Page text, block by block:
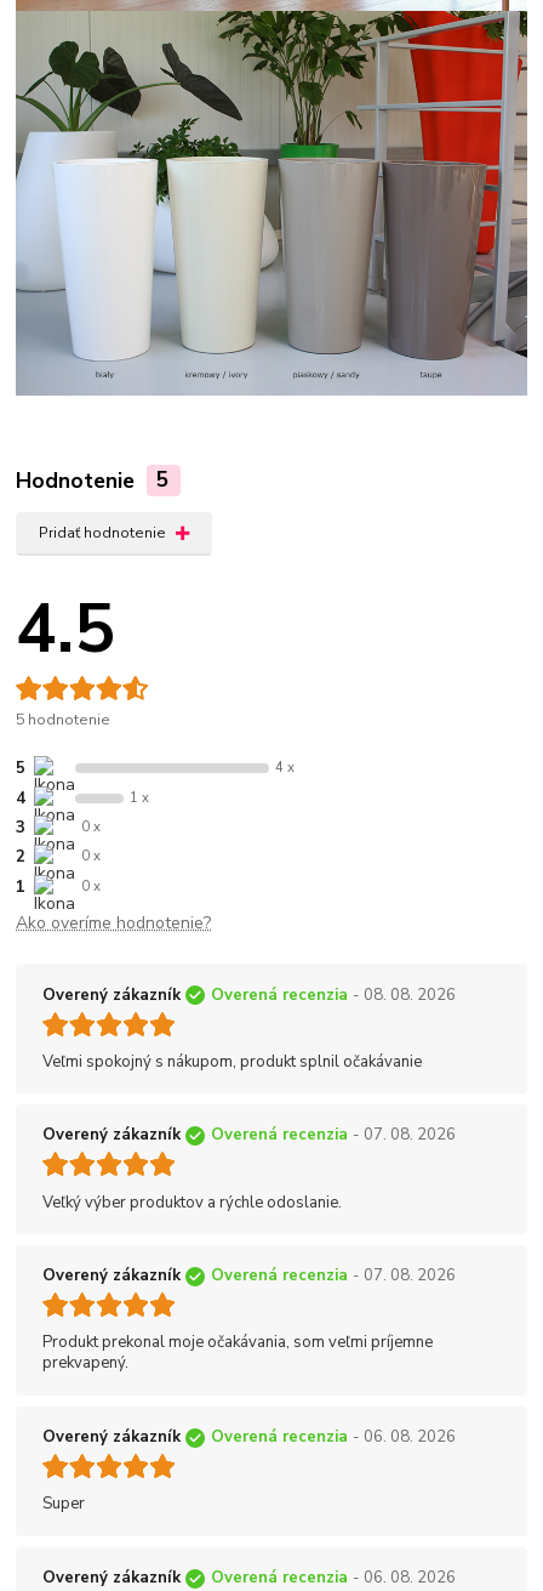
Hodnotenie 5
Pridať hodnotenie
4.5
5 hodnotenie
5 4 x
4 1 x
3 0 x
2 0 x
1 0 x
Ako overíme hodnotenie?
Overený zákazník Overená recenzia - 08. 08. 2026
Veľmi spokojný s nákupom, produkt splnil očakávanie
Overený zákazník Overená recenzia - 07. 08. 2026
Veľký výber produktov a rýchle odoslanie.
Overený zákazník Overená recenzia - 07. 08. 2026
Produkt prekonal moje očakávania, som veľmi príjemne
prekvapený.
Overený zákazník Overená recenzia - 06. 08. 2026
Super
Overený zákazník Overená recenzia - 06. 08. 2026